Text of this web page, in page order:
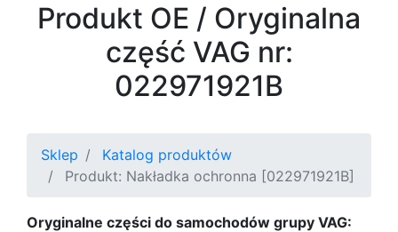
Produkt OE / Oryginalna
część VAG nr:
022971921B
Sklep
Katalog produktów
Produkt: Nakładka ochronna [022971921B]
Oryginalne części do samochodów grupy VAG: